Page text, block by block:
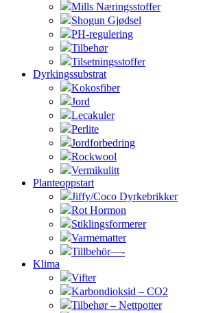
Mills Næringsstoffer
Shogun Gjødsel
PH-regulering
Tilbehør
Tilsetningsstoffer
Dyrkingssubstrat
Kokosfiber
Jord
Lecakuler
Perlite
Jordforbedring
Rockwool
Vermikulitt
Planteoppstart
Jiffy/Coco Dyrkebrikker
Rot Hormon
Stiklingsformerer
Varmematter
Tillbehör—-
Klima
Vifter
Karbondioksid – CO2
Tilbehør – Nettpotter